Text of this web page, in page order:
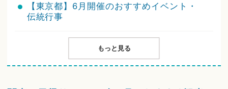
【東京都】6月開催のおすすめイベント・
伝統行事
もっと見る